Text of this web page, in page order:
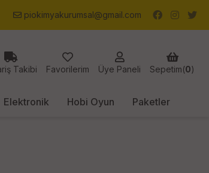
piokimyakurumsal@gmail.com
Takibi Favorilerim Üye Paneli Sepetim(0)
Elektronik Hobi Oyun Paketler